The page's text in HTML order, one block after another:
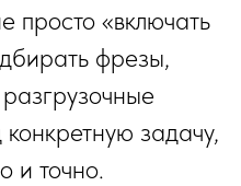
просто «включать
фрезы,
задачу,
и точно.